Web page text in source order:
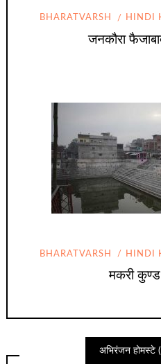
BHARATVARSH HINDI
जनकौरा
BHARATVARSH HINDI
मकरी
अभिरंजन होमस्टे